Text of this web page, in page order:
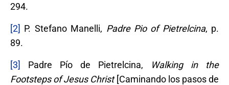
294.
[2] P. Stefano Manelli, Padre Pio of Pietrelcina, p.
89.
[3] Padre Pío de Pietrelcina,
Walking in the
Footsteps of Jesus Christ [Caminando los pasos de